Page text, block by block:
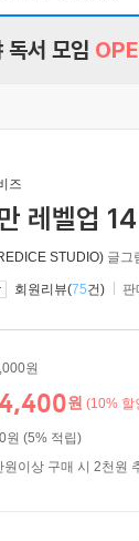
독서유형검
독서 모임
즈
레벨업 14
STUDIO) 글그
회원리뷰(75건)
원
원 (10% 할
원 (5% 적립)
원이상 구매 시 2천원